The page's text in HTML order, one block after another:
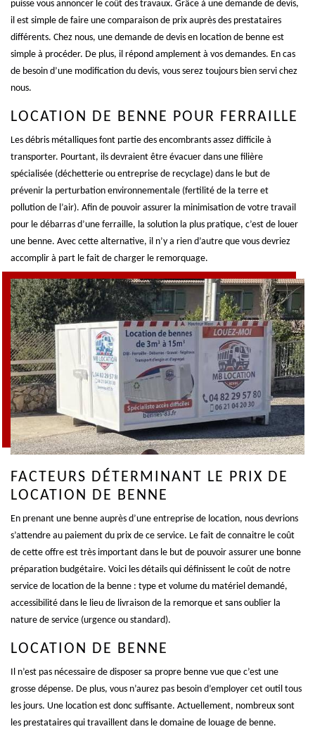
puisse vous annoncer le coût des travaux. Grâce à une demande de devis,
il est simple de faire une comparaison de prix auprès des prestataires
différents. Chez nous, une demande de devis en location de benne est
simple à procéder. De plus, il répond amplement à vos demandes. En cas
de besoin d’une modification du devis, vous serez toujours bien servi chez
nous.
LOCATION DE BENNE POUR FERRAILLE
Les débris métalliques font partie des encombrants assez difficile à
transporter. Pourtant, ils devraient être évacuer dans une filière
spécialisée (déchetterie ou entreprise de recyclage) dans le but de
prévenir la perturbation environnementale (fertilité de la terre et
pollution de l’air). Afin de pouvoir assurer la minimisation de votre travail
pour le débarras d’une ferraille, la solution la plus pratique, c’est de louer
une benne. Avec cette alternative, il n’y a rien d’autre que vous devriez
accomplir à part le fait de charger le remorquage.
FACTEURS DÉTERMINANT LE PRIX DE
LOCATION DE BENNE
En prenant une benne auprès d’une entreprise de location, nous devrions
s’attendre au paiement du prix de ce service. Le fait de connaitre le coût
de cette offre est très important dans le but de pouvoir assurer une bonne
préparation budgétaire. Voici les détails qui définissent le coût de notre
service de location de la benne : type et volume du matériel demandé,
accessibilité dans le lieu de livraison de la remorque et sans oublier la
nature de service (urgence ou standard).
LOCATION DE BENNE
Il n’est pas nécessaire de disposer sa propre benne vue que c’est une
grosse dépense. De plus, vous n’aurez pas besoin d’employer cet outil tous
les jours. Une location est donc suffisante. Actuellement, nombreux sont
les prestataires qui travaillent dans le domaine de louage de benne.